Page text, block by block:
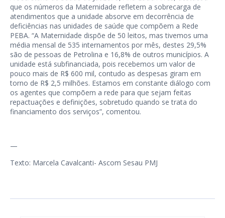
que os números da Maternidade refletem a sobrecarga de
atendimentos que a unidade absorve em decorrência de
deficiências nas unidades de saúde que compõem a Rede
PEBA. “A Maternidade dispõe de 50 leitos, mas tivemos uma
média mensal de 535 internamentos por mês, destes 29,5%
são de pessoas de Petrolina e 16,8% de outros municípios. A
unidade está subfinanciada, pois recebemos um valor de
pouco mais de R$ 600 mil, contudo as despesas giram em
torno de R$ 2,5 milhões. Estamos em constante diálogo com
os agentes que compõem a rede para que sejam feitas
repactuações e definições, sobretudo quando se trata do
financiamento dos serviços”, comentou.
—
Texto: Marcela Cavalcanti- Ascom Sesau PMJ